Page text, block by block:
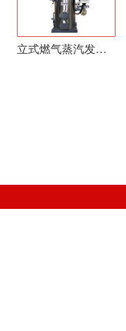
立式燃气蒸汽发生器